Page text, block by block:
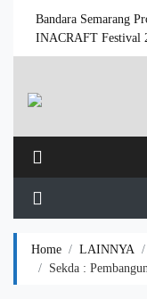
Bandara Semarang
INACRAFT Festival
Home LAINNYA
Sekda :